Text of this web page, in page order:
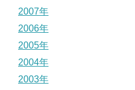
2007年
2006年
2005年
2004年
2003年